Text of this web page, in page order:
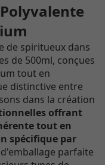
de spiritueux dans
de 500ml, conçues
tout en
distinctive entre
dans la création
offrant
tout en
spécifique par
parfaite